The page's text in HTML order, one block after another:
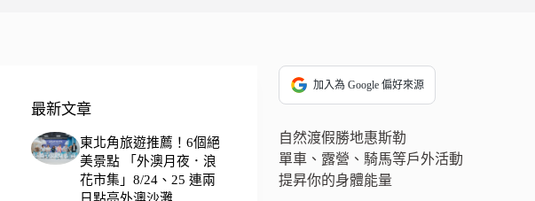
加入為 Google 偏好來源
自然渡假勝地惠斯勒
單車、露營、騎馬等戶外活動
提昇你的身體能量
最新文章
東北角旅遊推薦！6個絕
美景點 「外澳月夜．浪
花市集」8/24、25 連兩